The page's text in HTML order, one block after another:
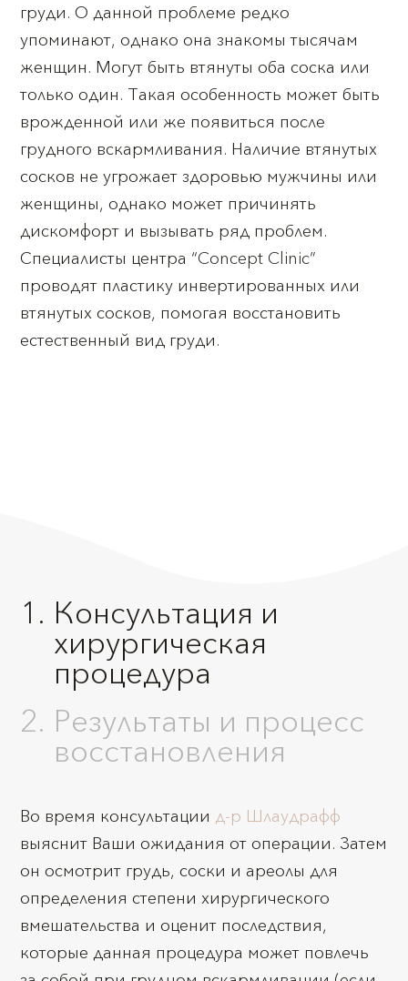
груди. О данной проблеме редко
упоминают, однако она знакомы тысячам
женщин. Могут быть втянуты оба соска или
только один. Такая особенность может быть
врожденной или же появиться после
грудного вскармливания. Наличие втянутых
сосков не угрожает здоровью мужчины или
женщины, однако может причинять
дискомфорт и вызывать ряд проблем.
Специалисты центра “Concept Clinic”
проводят пластику инвертированных или
втянутых сосков, помогая восстановить
естественный вид груди.
Консультация и
хирургическая
процедура
Результаты и процесс
восстановления
Во время консультации д-р Шлаудрафф
выяснит Ваши ожидания от операции. Затем
он осмотрит грудь, соски и ареолы для
определения степени хирургического
вмешательства и оценит последствия,
которые данная процедура может повлечь